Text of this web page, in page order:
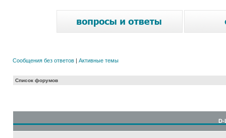
Сообщения без ответов | Активные темы
Список форумов
D-